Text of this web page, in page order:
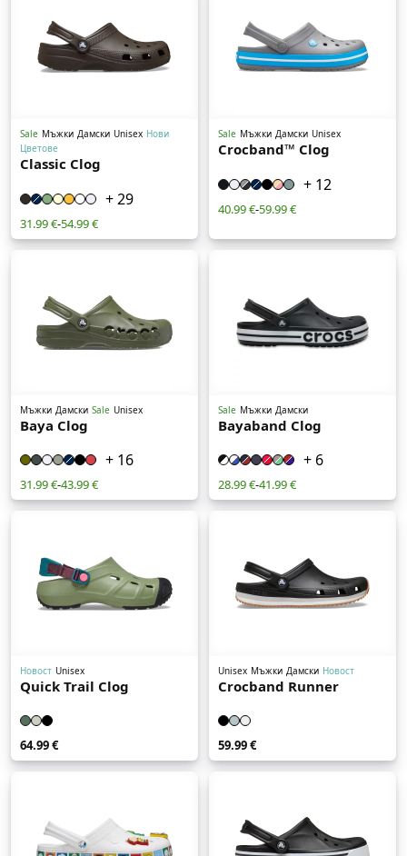
Sale Мъжки Дамски Unisex Нови
Цветове
Classic Clog
+ 29
31.99 €-54.99 €
Sale Мъжки Дамски Unisex
Crocband™ Clog
+ 12
40.99 €-59.99 €
Мъжки Дамски Sale Unisex
Baya Clog
+ 16
31.99 €-43.99 €
Sale Мъжки Дамски
Bayaband Clog
+ 6
28.99 €-41.99 €
Новост Unisex
Quick Trail Clog
64.99 €
Unisex Мъжки Дамски Новост
Crocband Runner
59.99 €